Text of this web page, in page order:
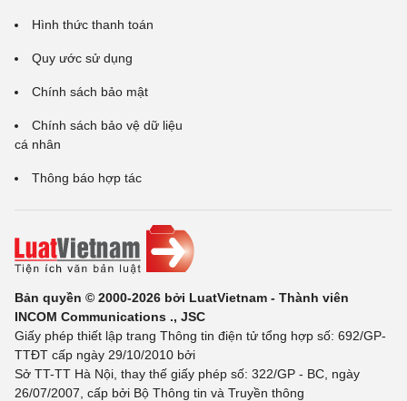
Hình thức thanh toán
Quy ước sử dụng
Chính sách bảo mật
Chính sách bảo vệ dữ liệu
cá nhân
Thông báo hợp tác
Bản quyền © 2000-2026 bởi LuatVietnam - Thành viên
INCOM Communications ., JSC
Giấy phép thiết lập trang Thông tin điện tử tổng hợp số: 692/GP-
TTĐT cấp ngày 29/10/2010 bởi
Sở TT-TT Hà Nội, thay thế giấy phép số: 322/GP - BC, ngày
26/07/2007, cấp bởi Bộ Thông tin và Truyền thông